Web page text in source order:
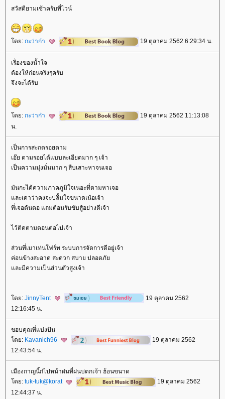
สวัสดียามเช้าครับพี่ไวน์
ดย: กะว่าก๋า 19 ตุลาคม 2562 6:29:34 น.
เรื่องของน้ำใจ
ต้องให้ก่อนจริงๆครับ
จึงจะได้รับ
ดย: กะว่าก๋า
19 ตุลาคม 2562 11:13:08
น.
เป็นการสะกดรอยตาม
เอ๊ย ตามรอยได้แบบละเอียดมาก ๆ เจ้า
เป็นความมุ่งมั่นมาก ๆ สืบเสาะหาจนเจอ
มันกะได้ความภาคภูมิใจเนอะที่ตามหาเจอ
ละเดาว่าคงจะปลื้มใจขนาดเน้อเจ้า
ที่เจอต้นตอ แถมต้อนรับขับสู้อย่างดีเจ้า
ไว้ติดตามตอนต่อไปเจ้า
ส่วนที่เมาเท่นโฟร์ท ระบบการจัดการดีอยู่เจ้า
ค่อนข้างสะอาด สะดวก สบาย ปลอดภั
ละมีความเป็นส่วนตัวสูงเจ้า
ดย: JinnyTent
19 ตุลาคม 2562
12:16:45 น.
ขอบคุณที่แบ่งปัน
ดย: Kavanich96
19 ตุลาคม 2562
12:43:54 น.
เมืองกาญนี้ก่ไปหน้าฝนที่ฝนบ่ตกเจ้า ฮ้อนขนาด
ดย: tuk-tuk@korat
19 ตุลาคม 2562
12:44:37 น.